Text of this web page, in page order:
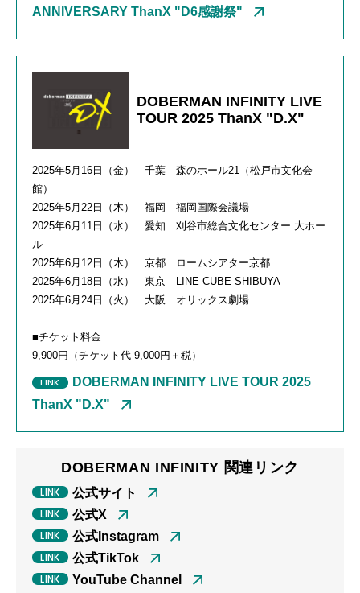
ANNIVERSARY ThanX "D6感謝祭"
DOBERMAN INFINITY LIVE
TOUR 2025 ThanX "D.X"
2025年5月16日（金） 千葉 森のホール21（松戸市文化会
館）
2025年5月22日（木） 福岡 福岡国際会議場
2025年6月11日（水） 愛知 刈谷市総合文化センター 大ホー
ル
2025年6月12日（木） 京都 ロームシアター京都
2025年6月18日（水） 東京 LINE CUBE SHIBUYA
2025年6月24日（火） 大阪 オリックス劇場
■チケット料金
9,900円（チケット代 9,000円＋税）
DOBERMAN INFINITY LIVE TOUR 2025
ThanX "D.X"
DOBERMAN INFINITY 関連リンク
公式サイト
公式X
公式Instagram
公式TikTok
YouTube Channel